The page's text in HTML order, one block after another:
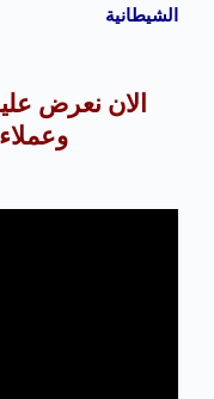
الشيطانية
الان نعرض